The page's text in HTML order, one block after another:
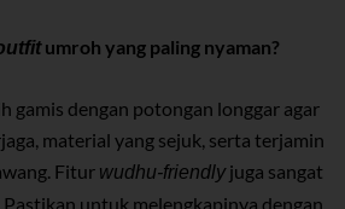
umroh yang paling nyaman?
gamis dengan potongan longgar agar
material yang sejuk, serta terjamin
Fitur wudhu-friendlyjuga sangat
untuk melengkapinya dengan